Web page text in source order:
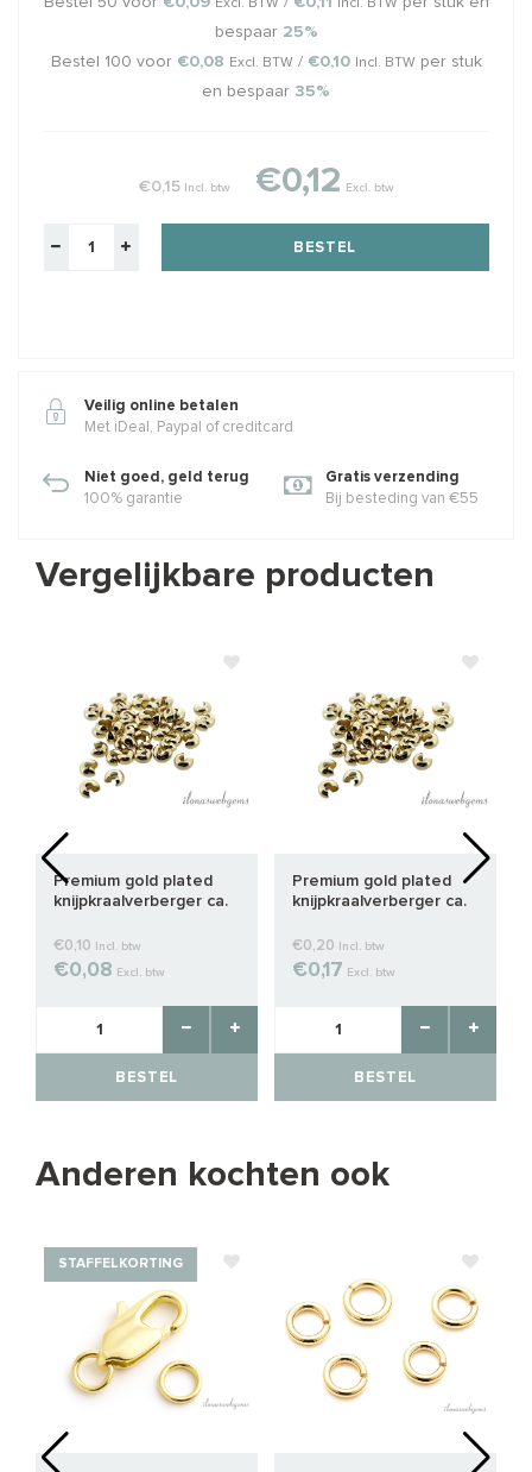
Excl. BTW Incl. BTW
bespaar 25%
Bestel 100 voor €0,08 Excl. BTW / €0,10 Incl. BTW per stuk
en bespaar 35%
€0,15 Incl. btw €0,12 Excl. btw
BESTEL
Veilig online betalen
Met iDeal, Paypal of creditcard
Niet goed, geld terug
100% garantie
Gratis verzending
Bij besteding van €55
Vergelijkbare producten
Premium gold plated
knijpkraalverberger ca.
€0,10 Incl. btw
€0,08 Excl. btw
BESTEL
Premium gold plated
knijpkraalverberger ca.
€0,20 Incl. btw
€0,17 Excl. btw
BESTEL
Anderen kochten ook
STAFFELKORTING